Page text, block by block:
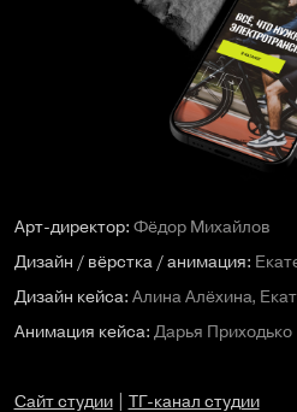
Арт-директор:Фёдор Михайлов
Дизайн / вёрстка / анимация:
Дизайн кейса:Алина Алёхина,
Анимация кейса:Дарья Приходько
Сайт студии| ТГ-канал студии